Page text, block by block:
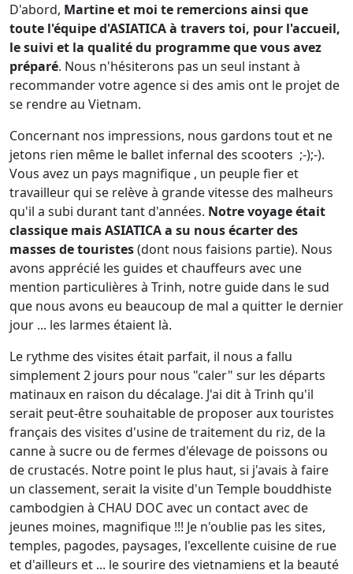
D'abord, Martine et moi te remercions ainsi que
toute l'équipe d'ASIATICA à travers toi, pour l'accueil,
le suivi et la qualité du programme que vous avez
préparé. Nous n'hésiterons pas un seul instant à
recommander votre agence si des amis ont le projet de
se rendre au Vietnam.
Concernant nos impressions, nous gardons tout et ne
jetons rien même le ballet infernal des scooters ;-);-).
Vous avez un pays magnifique , un peuple fier et
travailleur qui se relève à grande vitesse des malheurs
qu'il a subi durant tant d'années. Notre voyage était
classique mais ASIATICA a su nous écarter des
masses de touristes(dont nous faisions partie). Nous
avons apprécié les guides et chauffeurs avec une
mention particulières à Trinh, notre guide dans le sud
que nous avons eu beaucoup de mal a quitter le dernier
jour ... les larmes étaient là.
Le rythme des visites était parfait, il nous a fallu
simplement 2 jours pour nous "caler" sur les départs
matinaux en raison du décalage. J'ai dit à Trinh qu'il
serait peut-être souhaitable de proposer aux touristes
français des visites d'usine de traitement du riz, de la
canne à sucre ou de fermes d'élevage de poissons ou
de crustacés. Notre point le plus haut, si j'avais à faire
un classement, serait la visite d'un Temple bouddhiste
cambodgien à CHAU DOC avec un contact avec de
jeunes moines, magnifique !!! Je n'oublie pas les sites,
temples, pagodes, paysages, l'excellente cuisine de rue
et d'ailleurs et ... le sourire des vietnamiens et la beauté